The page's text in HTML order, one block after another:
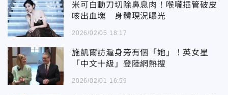
米可白動刀切除鼻息肉！喉嚨插管破皮
咳出血塊 身體現況曝光
2026/02/05 18:17
施凱爾訪滬身旁有個「她」！英女星
「中文十級」登陸網熱搜
2026/02/01 16:59